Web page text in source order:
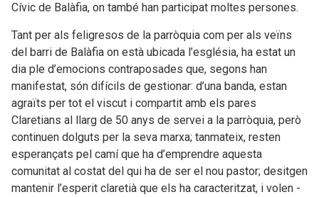
Cívic de Balàfia, on també han participat moltes persones.
Tant per als feligresos de la parròquia com per als veïns
del barri de Balàfia on està ubicada l’església, ha estat un
dia ple d’emocions contraposades que, segons han
manifestat, són difícils de gestionar: d’una banda, estan
agraïts per tot el viscut i compartit amb els pares
Claretians al llarg de 50 anys de servei a la parròquia, però
continuen dolguts per la seva marxa; tanmateix, resten
esperançats pel camí que ha d’emprendre aquesta
comunitat al costat del qui ha de ser el nou pastor; desitgen
mantenir l’esperit claretià que els ha caracteritzat, i volen -